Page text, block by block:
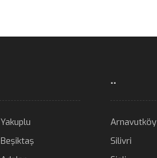
Yakuplu
Beşiktaş
..
Arnavutköy
Silivri